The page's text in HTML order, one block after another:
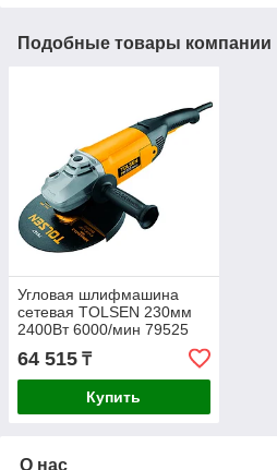
Подобные товары компании
Угловая шлифмашина
сетевая TOLSEN 230мм
2400Вт 6000/мин 79525
64 515 ₸
Купить
О нас